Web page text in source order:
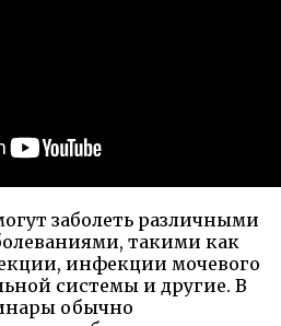
заболеть различными
такими как
инфекции мочевого
системы и другие. В
обычно